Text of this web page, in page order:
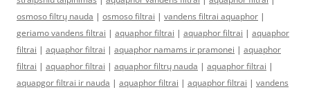
osmoso filtrų nauda | osmoso filtrai | vandens filtrai aquaphor |
geriamo vandens filtrai | aquaphor filtrai | aquaphor filtrai | aquaphor
filtrai | aquaphor filtrai | aquaphor namams ir pramonei | aquaphor
filtrai | aquaphor filtrai | aquaphor filtrų nauda | aquaphor filtrai |
aquapgor filtrai ir nauda | aquaphor filtrai | aquaphor filtrai | vandens